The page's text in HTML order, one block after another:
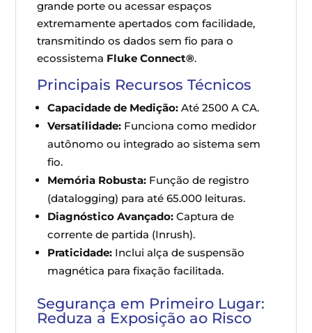
grande porte ou acessar espaços
extremamente apertados com facilidade,
transmitindo os dados sem fio para o
ecossistema Fluke Connect®.
Principais Recursos Técnicos
Capacidade de Medição: Até 2500 A CA.
Versatilidade: Funciona como medidor
autônomo ou integrado ao sistema sem
fio.
Memória Robusta: Função de registro
(datalogging) para até 65.000 leituras.
Diagnóstico Avançado: Captura de
corrente de partida (Inrush).
Praticidade: Inclui alça de suspensão
magnética para fixação facilitada.
Segurança em Primeiro Lugar:
Reduza a Exposição ao Risco